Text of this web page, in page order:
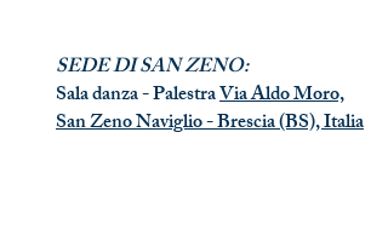
SEDE DI SAN ZENO:
Sala danza - PalestraVia Aldo Moro,
San Zeno Naviglio - Brescia (BS), Italia